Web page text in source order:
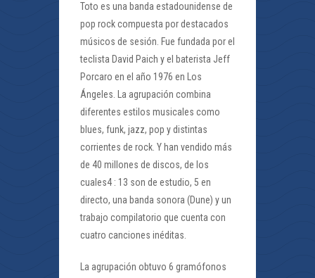
Toto es una banda estadounidense de
pop rock compuesta por destacados
músicos de sesión. Fue fundada por el
teclista David Paich y el baterista Jeff
Porcaro en el año 1976 en Los
Ángeles. La agrupación combina
diferentes estilos musicales como
blues, funk, jazz, pop y distintas
corrientes de rock. Y han vendido más
de 40 millones de discos, de los
cuales4 : 13 son de estudio, 5 en
directo, una banda sonora (Dune) y un
trabajo compilatorio que cuenta con
cuatro canciones inéditas.
La agrupación obtuvo 6 gramófonos